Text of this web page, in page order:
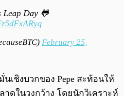
Leap Day 🐸
February 25,
เชิงบวกของ Pepe สะท้อนให้
ดในวงกว้าง โดยนักวิเคราะห์